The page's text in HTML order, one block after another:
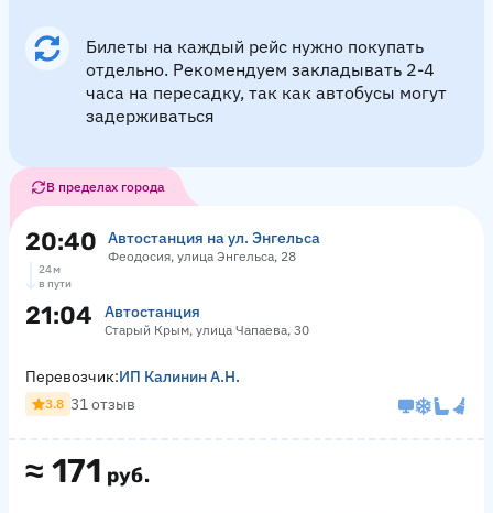
Билеты на каждый рейс нужно покупать
отдельно. Рекомендуем закладывать 2-4
часа на пересадку, так как автобусы могут
задерживаться
В пределах города
20:40 Автостанция на ул. Энгельса
Феодосия, улица Энгельса, 28
24 м
в пути
21:04 Автостанция
Старый Крым, улица Чапаева, 30
≈ 171 руб.
Перевозчик:ИП Калинин А.Н.
3.8 31 отзыв